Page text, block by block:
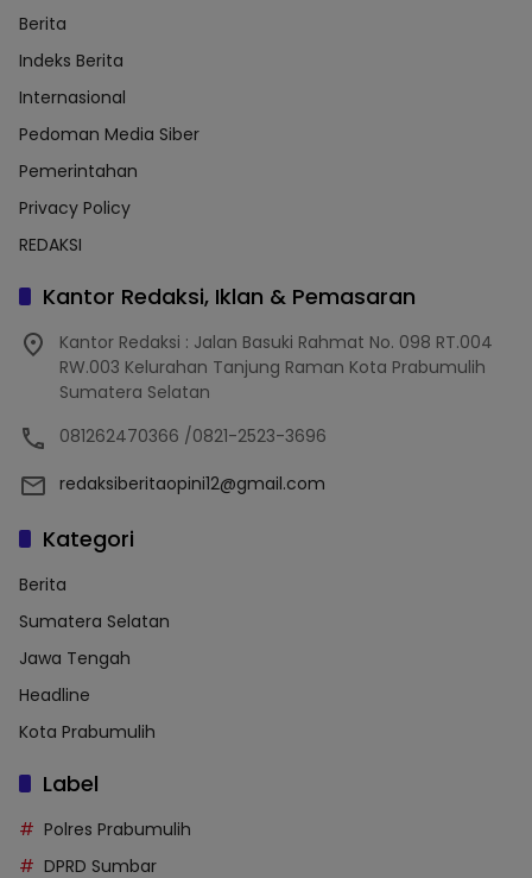
Berita
Indeks Berita
Internasional
Pedoman Media Siber
Pemerintahan
Privacy Policy
REDAKSI
Kantor Redaksi, Iklan & Pemasaran
Kantor Redaksi : Jalan Basuki Rahmat No. 098 RT.004
RW.003 Kelurahan Tanjung Raman Kota Prabumulih
Sumatera Selatan
081262470366 /0821-2523-3696
redaksiberitaopini12@gmail.com
Kategori
Berita
Sumatera Selatan
Jawa Tengah
Headline
Kota Prabumulih
Label
Polres Prabumulih
DPRD Sumbar